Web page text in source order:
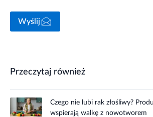
Wyślij
Przeczytaj również
Czego nie lubi rak złośliwy?
wspierają walkę z nowotworem